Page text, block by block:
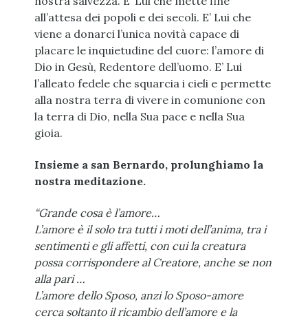
all’attesa dei popoli e dei secoli. E’ Lui che
viene a donarci l’unica novità capace di
placare le inquietudine del cuore: l’amore di
Dio in Gesù, Redentore dell’uomo. E’ Lui
l’alleato fedele che squarcia i cieli e permette
alla nostra terra di vivere in comunione con
la terra di Dio, nella Sua pace e nella Sua
gioia.
Insieme a san Bernardo, prolunghiamo la
nostra meditazione.
“Grande cosa è l’amore…
L’amore è il solo tra tutti i moti dell’anima, tra i
sentimenti e gli affetti, con cui la creatura
possa corrispondere al Creatore, anche se non
alla pari …
L’amore dello Sposo, anzi lo Sposo-amore
cerca soltanto il ricambio dell’amore e la